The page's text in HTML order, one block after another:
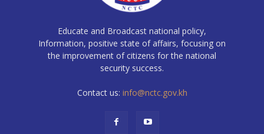
Educate and Broadcast national policy,
Information, positive state of affairs, focusing on
the improvement of citizens for the national
security success.
Contact us: info@nctc.gov.kh